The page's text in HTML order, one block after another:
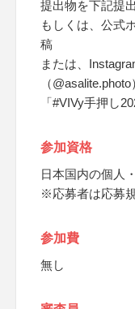
提出物を下記提
もしくは、公式
稿
または、
（
「#VIVy手押し
参加資格
日本国内の個人
※応募者は応募
参加費
無し